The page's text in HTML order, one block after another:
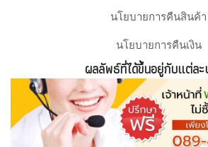
นโยบายการคืนสินค้า
นโยบายการคืนเงิน
ผลลัพธ์ที่ได้ขึ้นอยู่กับแต่ล